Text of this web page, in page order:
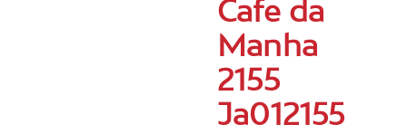
Cafe da
Manha
2155
Ja012155